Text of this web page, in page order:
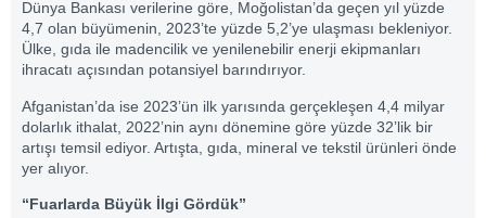
Dünya Bankası verilerine göre, Moğolistan’da geçen yıl yüzde
4,7 olan büyümenin, 2023’te yüzde 5,2’ye ulaşması bekleniyor.
Ülke, gıda ile madencilik ve yenilenebilir enerji ekipmanları
ihracatı açısından potansiyel barındırıyor.
Afganistan’da ise 2023’ün ilk yarısında gerçekleşen 4,4 milyar
dolarlık ithalat, 2022’nin aynı dönemine göre yüzde 32’lik bir
artışı temsil ediyor. Artışta, gıda, mineral ve tekstil ürünleri önde
yer alıyor.
“Fuarlarda Büyük İlgi Gördük”